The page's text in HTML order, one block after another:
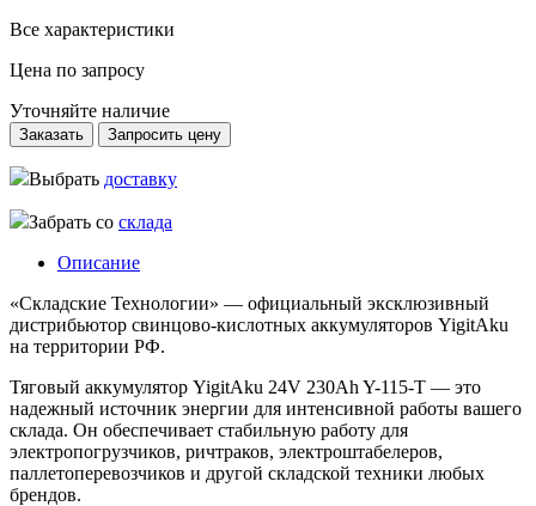
Все характеристики
Цена по запросу
Уточняйте наличие
Заказать Запросить цену
Выбрать доставку
Забрать со склада
Описание
«Складские Технологии» — официальный эксклюзивный
дистрибьютор свинцово-кислотных аккумуляторов YigitAku
на территории РФ.
Тяговый аккумулятор YigitAku 24V 230Ah Y-115-T — это
надежный источник энергии для интенсивной работы вашего
склада. Он обеспечивает стабильную работу для
электропогрузчиков, ричтраков, электроштабелеров,
паллетоперевозчиков и другой складской техники любых
брендов.